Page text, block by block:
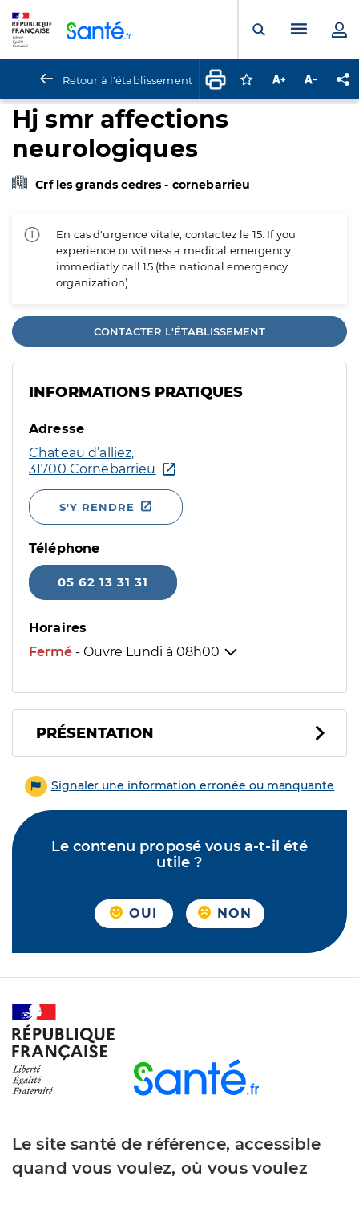
Ouvrir laMenu
Retour à l'établissement Connectez-vous
Augmenter la
Hj smr affections
neurologiques
Crf les grands cedres - cornebarrieu
En cas d'urgence vitale, contactez le 15. If you
experience or witness a medical emergency,
immediatly call 15 (the national emergency
organization).
CONTACTER L'ÉTABLISSEMENT
INFORMATIONS PRATIQUES
Adresse
Chateau d’alliez,
31700 Cornebarrieu
S'Y RENDRE
Téléphone
05 62 13 31 31
Horaires
Fermé - Ouvre Lundi à 08h00
PRÉSENTATION
Signaler une information erronée ou manquante
Le contenu proposé vous a-t-il été
utile ?
OUI NON
Le site santé de référence, accessible
quand vous voulez, où vous voulez